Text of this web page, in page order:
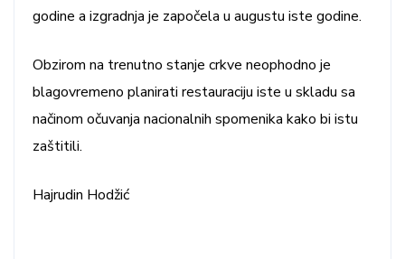
godine a izgradnja je započela u augustu iste godine.
Obzirom na trenutno stanje crkve neophodno je
blagovremeno planirati restauraciju iste u skladu sa
načinom očuvanja nacionalnih spomenika kako bi istu
zaštitili.
Hajrudin Hodžić